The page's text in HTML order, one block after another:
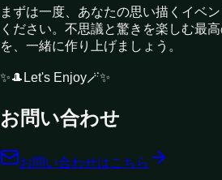
まずは一度、あなたの思い描くイベ
ください。不思議と驚きを楽しむ最
を、一緒に作り上げましょう。
✨🎩Let's Enjoy🪄✨
お問い合わせ
お問い合わせはこちら